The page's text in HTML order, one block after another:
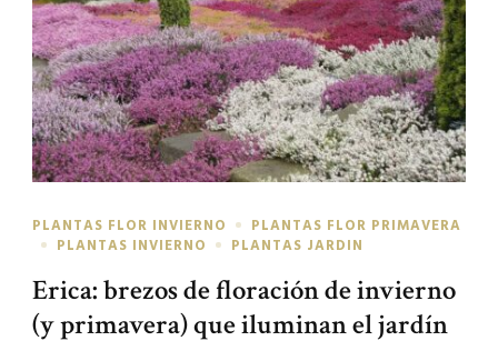
PLANTAS FLOR INVIERNO
PLANTAS FLOR PRIMAVERA
PLANTAS INVIERNO
PLANTAS JARDIN
Erica: brezos de floración de invierno
(y primavera) que iluminan el jardín